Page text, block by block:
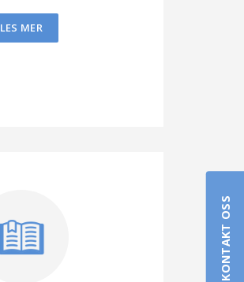
LES MER
KONTAKT OSS